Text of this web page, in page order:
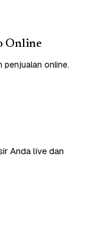
Online
penjualan online.
Anda live dan